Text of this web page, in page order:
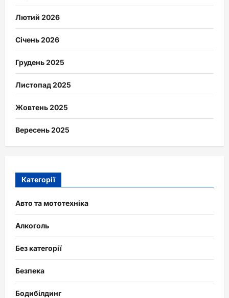
Лютий 2026
Січень 2026
Грудень 2025
Листопад 2025
Жовтень 2025
Вересень 2025
Категорії
Авто та мототехніка
Алкоголь
Без категорії
Безпека
Бодибілдинг